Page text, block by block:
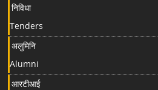
निविधा
Tenders
अलुमिनि
Alumni
आरटीआई